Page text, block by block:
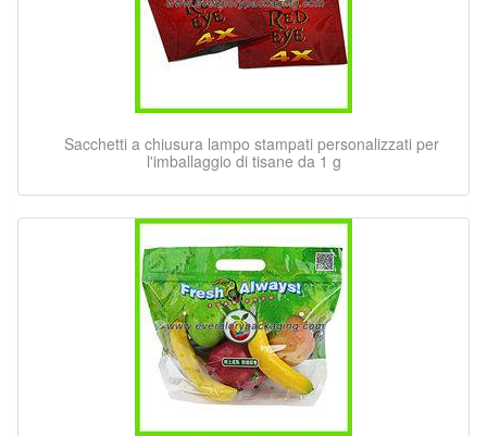
Sacchetti a chiusura lampo stampati personalizzati per
l'imballaggio di tisane da 1 g